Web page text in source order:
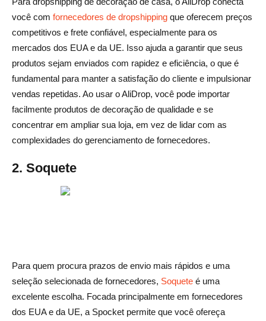
você com fornecedores de dropshipping que oferecem preços
competitivos e frete confiável, especialmente para os
mercados dos EUA e da UE. Isso ajuda a garantir que seus
produtos sejam enviados com rapidez e eficiência, o que é
fundamental para manter a satisfação do cliente e impulsionar
vendas repetidas. Ao usar o AliDrop, você pode importar
facilmente produtos de decoração de qualidade e se
concentrar em ampliar sua loja, em vez de lidar com as
complexidades do gerenciamento de fornecedores.
2. Soquete
Para quem procura prazos de envio mais rápidos e uma
seleção selecionada de fornecedores, Soquete é uma
excelente escolha. Focada principalmente em fornecedores
dos EUA e da UE, a Spocket permite que você ofereça